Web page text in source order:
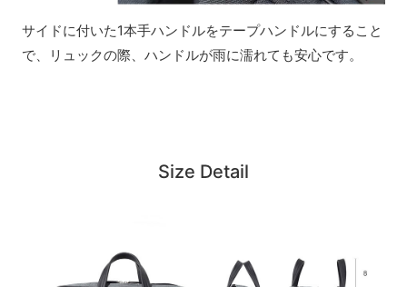
サイドに付いた1本手ハンドルをテープハンドルにすること
で、リュックの際、ハンドルが雨に濡れても安心です。
Size Detail